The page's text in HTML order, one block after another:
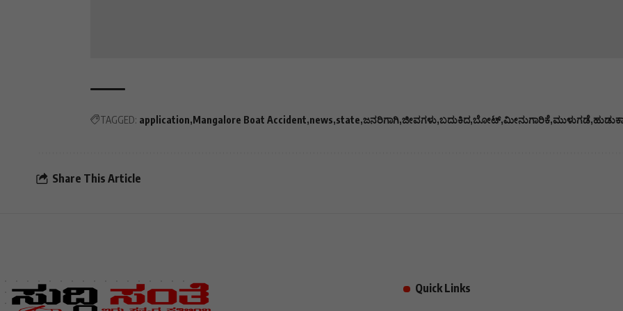
TAGGED: application Mangalore Boat Accident news state ಜನರಿಗಾಗಿ ಜೀವಗಳು ಬದುಕಿದ ಬೋಟ್ ಮೀನುಗಾರಿಕೆ ಮುಳುಗಡೆ
Share This Article
Quick Links